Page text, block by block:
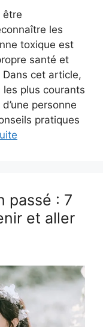
être
les
toxique est
santé et
cet article,
les plus courants
personne
pratiques
passé : 7
et aller